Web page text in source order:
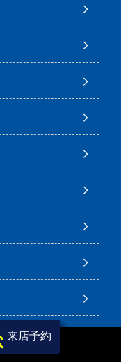
ンポウ
来店予約